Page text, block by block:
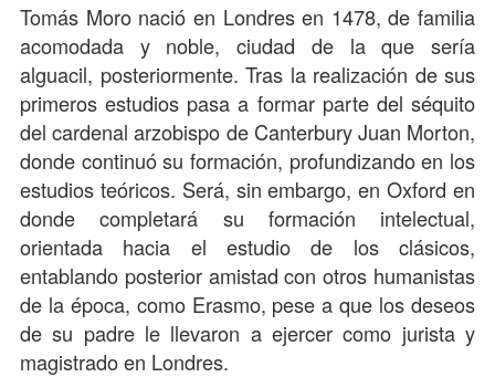
Tomás Moro nació en Londres en 1478, de familia
acomodada y noble, ciudad de la que sería
alguacil, posteriormente. Tras la realización de sus
primeros estudios pasa a formar parte del séquito
del cardenal arzobispo de Canterbury Juan Morton,
donde continuó su formación, profundizando en los
estudios teóricos. Será, sin embargo, en Oxford en
donde completará su formación intelectual,
orientada hacia el estudio de los clásicos,
entablando posterior amistad con otros humanistas
de la época, como Erasmo, pese a que los deseos
de su padre le llevaron a ejercer como jurista y
magistrado en Londres.